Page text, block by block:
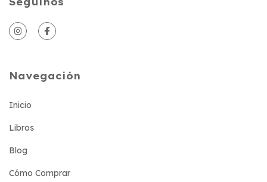
Navegación
Inicio
Libros
Blog
Cómo Comprar